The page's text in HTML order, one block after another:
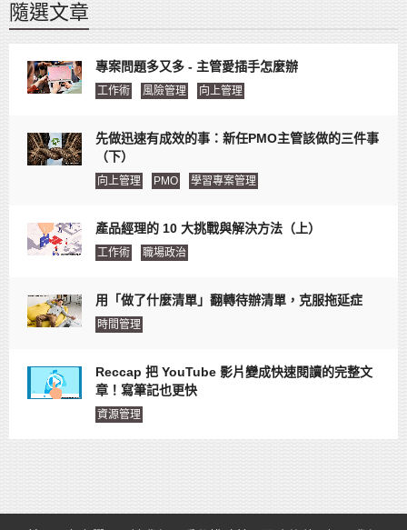
隨選文章
專案問題多又多 - 主管愛插手怎麼辦
工作術 風險管理 向上管理
先做迅速有成效的事：新任PMO主管該做的三件事
（下）
向上管理 PMO 學習專案管理
產品經理的 10 大挑戰與解決方法（上）
工作術 職場政治
用「做了什麼清單」翻轉待辦清單，克服拖延症
時間管理
Reccap 把 YouTube 影片變成快速閱讀的完整文
章！寫筆記也更快
資源管理